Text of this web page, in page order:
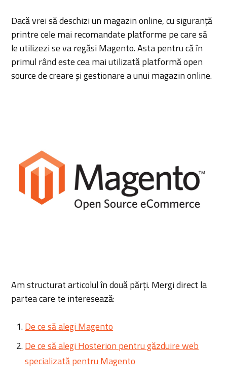
Dacă vrei să deschizi un magazin online, cu siguranță
printre cele mai recomandate platforme pe care să
le utilizezi se va regăsi Magento. Asta pentru că în
primul rând este cea mai utilizată platformă open
source de creare și gestionare a unui magazin online.
Am structurat articolul în două părți. Mergi direct la
partea care te interesează:
De ce să alegi Magento
De ce să alegi Hosterion pentru găzduire web
specializată pentru Magento